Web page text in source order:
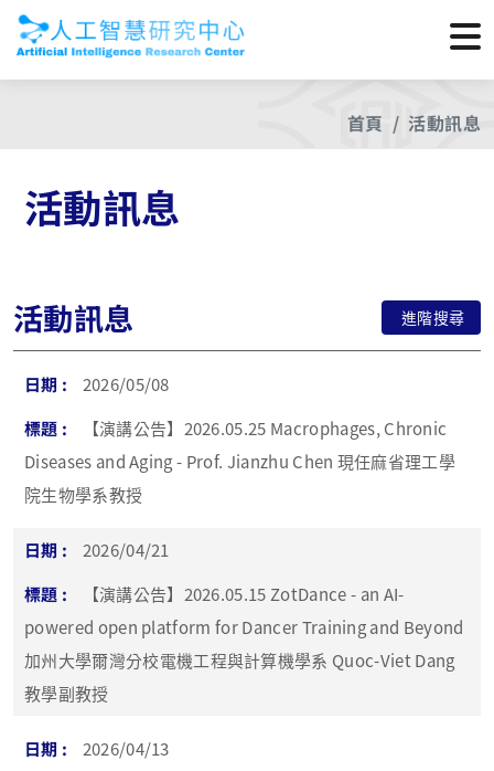
首頁 活動訊息
活動訊息
活動訊息 進階搜尋
2026/05/08
【演講公告】2026.05.25 Macrophages, Chronic
Diseases and Aging - Prof. Jianzhu Chen 現任麻省理工學
院生物學系教授
2026/04/21
【演講公告】2026.05.15 ZotDance - an AI-
powered open platform for Dancer Training and Beyond
加州大學爾灣分校電機工程與計算機學系 Quoc-Viet Dang
教學副教授
2026/04/13